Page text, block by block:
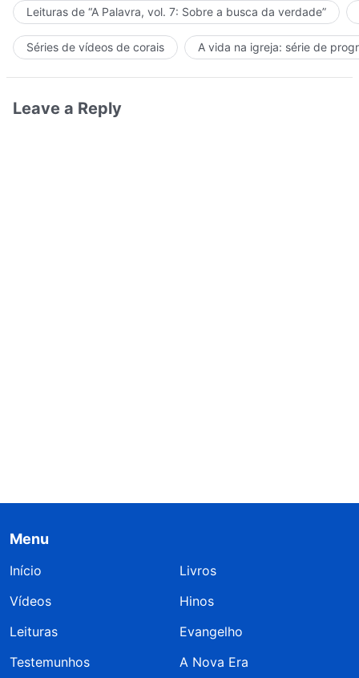
Leituras de “A Palavra, vol. 7: Sobre a busca da verdade”
Séries de vídeos de corais A vida na igreja: série de
Leave a Reply
Menu
Início
Livros
Vídeos
Hinos
Leituras
Evangelho
Testemunhos
A Nova Era